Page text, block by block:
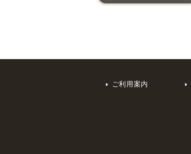
ご利用案内